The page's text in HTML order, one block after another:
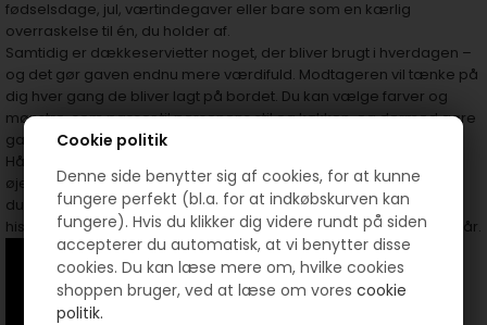
Cookie politik
Denne side benytter sig af cookies, for at kunne
fungere perfekt (bl.a. for at indkøbskurven kan
fungere). Hvis du klikker dig videre rundt på siden
accepterer du automatisk, at vi benytter disse
cookies. Du kan læse mere om, hvilke cookies
shoppen bruger, ved at læse om vorescookie
politik.
fødselsdage, jul, værtindegaver eller bare som en kærlig
overraskelse til én, du holder af.
Samtidig er dækkeservietter noget, der bliver brugt i hverdagen –
og det gør gaven endnu mere værdifuld. Modtageren vil tænke på
dig hver gang de bliver lagt på bordet. Du kan vælge farver og
mønstre, som passer til personens stil og køkken, og dermed gøre
gaven ekstra personlig.
Håndsyning giver ro i sindet, kreativ glæde og masser af små
øjeblikke med nærvær. Når du håndsyr dækkeservietter, skaber
du ikke bare noget brugbart – du skaber stemning, varme og
historie. Et lille stykke hverdagsmagi, der bringer glæde i mange år.